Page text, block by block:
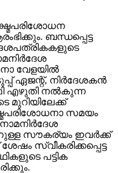
ബന്ധപ്പെട്ട
വേളയില്‍
ഏജന്റ്, നിര്‍ദേശകന്‍
എഴുതി നല്‍കുന്ന
മുറിയിലേക്ക്
സമയം
സൗകര്യം ഇവര്‍ക്ക്
സ്വീകരിക്കപ്പെട്ട
പട്ടിക